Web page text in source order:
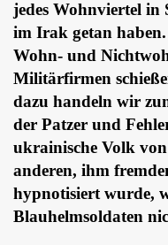
jedes Wohnviertel in
im Irak getan
Wohn- und
Militärfirmen
dazu handeln wir
der Patzer und
ukrainische Volk
anderen, ihm
hypnotisiert wurde,
Blauhelmsoldaten